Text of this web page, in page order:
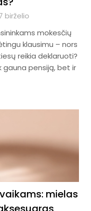
birželio
mokesčių
klausimu – nors
reikia deklaruoti?
pensiją, bet ir
mielas